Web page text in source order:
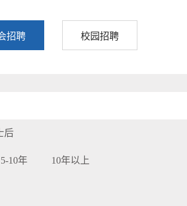
招聘 校园招聘
后
5-10年 10年以上